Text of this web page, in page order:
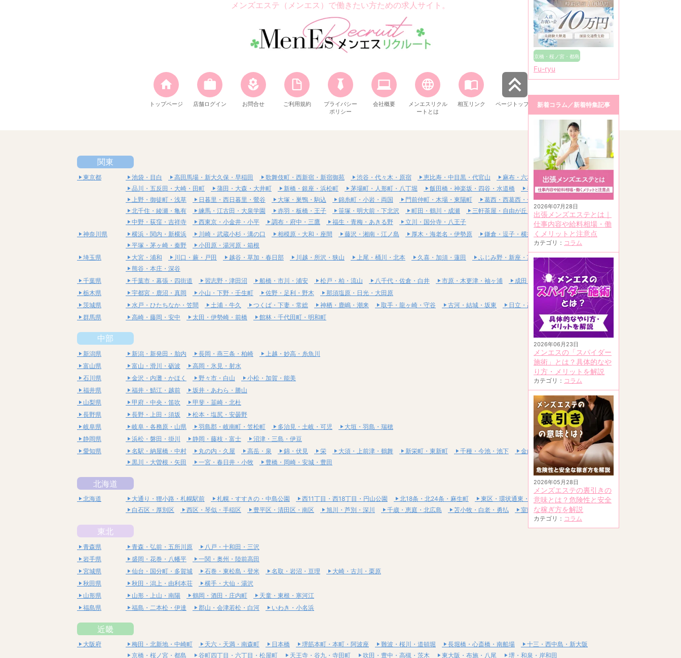
京橋・桜ノ宮・都島
Fu-ryu
新着コラム／新着特集記事
2026年07月28日
出張メンズエステとは｜
仕事内容や給料相場・働
くメリットと注意点
カテゴリ： コラム
2026年06月23日
メンエスの「スパイダー
施術」とは？具体的なや
り方・メリットを解説
カテゴリ： コラム
2026年05月28日
メンズエステの裏引きの
意味とは？危険性と安全
な稼ぎ方を解説
カテゴリ： コラム
メンズエステ（メンエス）で働きたい方ための求人サイト。
トップページ 店舗ログイン お問合せ ご利用規約
プライバシー
ポリシー
会社概要
メンエスリクル
ートとは
相互リンク ページトップへ
関東
東京都 池袋・目白 高田馬場・新大久保・早稲田 歌舞伎町・西新宿・新宿御苑 渋谷・代々木・原宿 恵比寿・中目黒・代官山
麻布・六本木・赤坂
品川・五反田・大崎・田町
蒲田・大森・大井町 新橋・銀座・浜松町 茅場町・人形町・八丁堀 飯田橋・神楽坂・四谷・水道橋
神田・秋葉原・浅草橋
上野・御徒町・浅草
日暮里・西日暮里・鶯谷 大塚・巣鴨・駒込 錦糸町・小岩・両国 門前仲町・木場・東陽町
葛西・西葛西・一之江
北千住・綾瀬・亀有
練馬・江古田・大泉学園 赤羽・板橋・王子 笹塚・明大前・下北沢 町田・鶴川・成瀬
三軒茶屋・自由が丘・二子玉川
中野・荻窪・吉祥寺
西東京・小金井・小平 調布・府中・三鷹 福生・青梅・あきる野
立川・国分寺・八王子
神奈川県
横浜・関内・新横浜 川崎・武蔵小杉・溝の口 相模原・大和・座間 藤沢・湘南・江ノ島 厚木・海老名・伊勢原
鎌倉・逗子・横須賀
平塚・茅ヶ崎・秦野
小田原・湯河原・箱根
埼玉県
大宮・浦和 川口・蕨・戸田 越谷・草加・春日部 川越・所沢・狭山 上尾・桶川・北本 久喜・加須・蓮田
ふじみ野・新座・富士見
熊谷・本庄・深谷
千葉県
千葉市・幕張・四街道 習志野・津田沼 船橋・市川・浦安 松戸・柏・流山 八千代・佐倉・白井 市原・木更津・袖ヶ浦
成田・富里・印西
栃木県
宇都宮・鹿沼・真岡 小山・下野・壬生町 佐野・足利・野木
那須塩原・日光・大田原
茨城県
水戸・ひたちなか・笠間 土浦・牛久 つくば・下妻・常総 神栖・鹿嶋・潮来 取手・龍ヶ崎・守谷 古河・結城・坂東
日立・高萩・常陸太田
群馬県
高崎・藤岡・安中 太田・伊勢崎・前橋 館林・千代田町・明和町
中部
新潟県 新潟・新発田・胎内 長岡・燕三条・柏崎
上越・妙高・糸魚川
富山県
富山・滑川・砺波
高岡・氷見・射水
石川県
金沢・内灘・かほく 野々市・白山
小松・加賀・能美
福井県
福井・鯖江・越前
坂井・あわら・勝山
山梨県
甲府・中央・笛吹
甲斐・韮崎・北杜
長野県
長野・上田・須坂
松本・塩尻・安曇野
岐阜県
岐阜・各務原・山県 羽島郡・岐南町・笠松町 多治見・土岐・可児
大垣・羽島・瑞穂
静岡県
浜松・磐田・掛川 静岡・藤枝・富士
沼津・三島・伊豆
愛知県
名駅・納屋橋・中村 丸の内・久屋 高岳・泉 錦・伏見 栄 大須・上前津・鶴舞 新栄町・東新町 千種・今池・池下
金山・熱田
黒川・大曽根・矢田
一宮・春日井・小牧 豊橋・岡崎・安城・豊田
北海道
北海道 大通り・狸小路・札幌駅前 札幌・すすきの・中島公園 西11丁目・西18丁目・円山公園 北18条・北24条・麻生町
東区・環状通東・新道東
白石区・厚別区
西区・琴似・手稲区 豊平区・清田区・南区 旭川・芦別・深川 千歳・恵庭・北広島 苫小牧・白老・勇払 室蘭・登別・伊達
東北
青森県 青森・弘前・五所川原
八戸・十和田・三沢
岩手県
盛岡・花巻・八幡平
一関・奥州・陸前高田
宮城県
仙台・国分町・多賀城 石巻・東松島・登米 名取・岩沼・亘理
大崎・古川・栗原
秋田県
秋田・潟上・由利本荘
横手・大仙・湯沢
山形県
山形・上山・南陽 鶴岡・酒田・庄内町
天童・東根・寒河江
福島県
福島・二本松・伊達 郡山・会津若松・白河 いわき・小名浜
近畿
大阪府 梅田・北新地・中崎町 天六・天満・南森町 日本橋 堺筋本町・本町・阿波座 難波・桜川・道頓堀 長堀橋・心斎橋・南船場
十三・西中島・新大阪
京橋・桜ノ宮・都島
谷町四丁目・六丁目・松屋町 天王寺・谷九・寺田町 吹田・豊中・高槻・茨木 東大阪・布施・八尾 堺・和泉・岸和田